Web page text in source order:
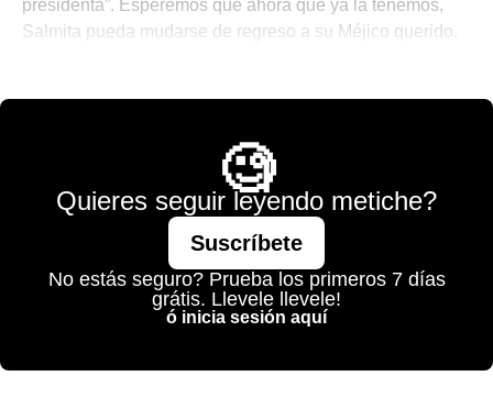
presidenta”. Esperemos que ahora que ya la tenemos,
Salmita pueda mudarse de regreso a su Méjico querido.
🧐
Quieres seguir leyendo metiche?
Suscríbete
No estás seguro? Prueba los primeros 7 días
grátis. Llevele llevele!
ó inicia sesión aquí